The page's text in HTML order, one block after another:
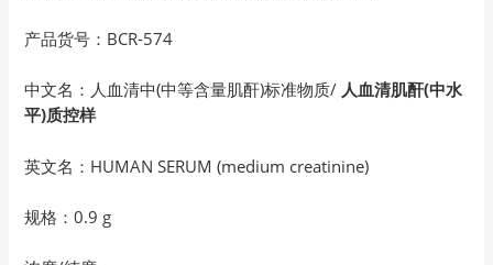
产品货号：BCR-574
中文名：人血清中(中等含量肌酐)标准物质/ 人血清肌酐(中水
平)质控样
英文名：HUMAN SERUM (medium creatinine)
规格：0.9 g